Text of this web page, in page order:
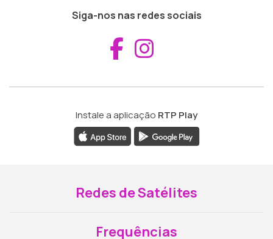
Siga-nos nas redes sociais
Aceder ao
Instale a aplicação RTP Play
Redes de Satélites
Frequências